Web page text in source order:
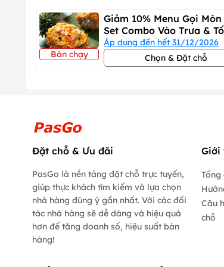
- Nhà hàng quy định Không mang thú cưng
Bán chạy
Giảm 10% Menu Gọi
Set Combo Vào Trưa &
Tuần
Áp dụng đến hết 31/12/2026
Chọn & Đặt chỗ
Đặt chỗ & Ưu đãi
PasGo là nền tảng đặt chỗ trực tuyến,
giúp thực khách tìm kiếm và lựa chọn
nhà hàng đúng ý gần nhất. Với các đối
tác nhà hàng sẽ dễ dàng và hiệu quả
hơn để tăng doanh số, hiệu suất bán
hàng!
Giới
Tổng
Câu
chỗ